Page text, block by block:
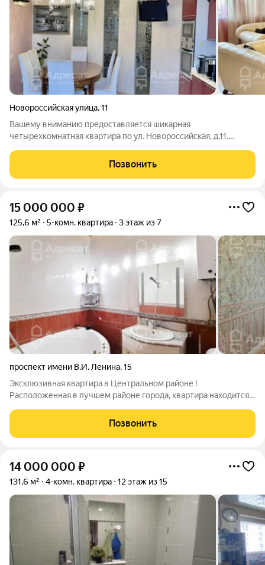
Новороссийская улица,11
Вашему вниманию предоставляется шикарная
четырехкомнатная квартира по ул. Новороссийская, д.11.
Кирпичный дом. Эргономичная планировка. Дорогие
отделочные материалы. 3 изолированные спальни. Общая
Позвонить
15 000 000 ₽
125,6 м² 5-комн. квартира 3 этаж из 7
проспект имени В.И. Ленина,15
Эксклюзивная квартира в Центральном районе !
Расположенная в лучшем районе города, квартира находится в
Гагарина. Характеристики объекта: - 125,6 кв.м просторная,
светлая квартира с теплой
Позвонить
14 000 000 ₽
131,6 м² 4-комн. квартира 12 этаж из 15